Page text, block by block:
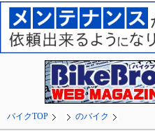
バイクTOP のバイク